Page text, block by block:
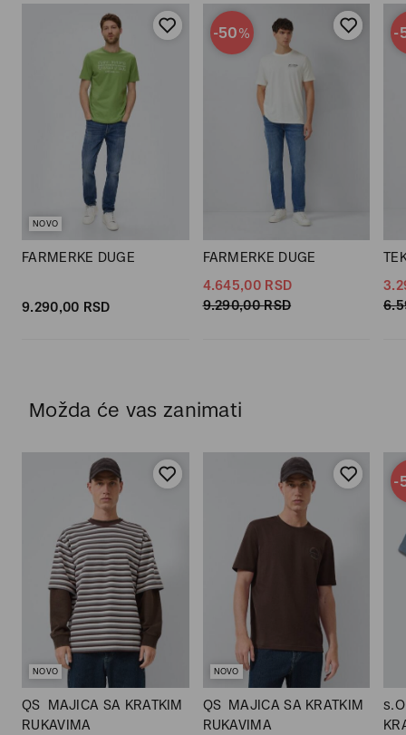
NOVO
FARMERKE DUGE
9.290,00 RSD
-50%
FARMERKE DUGE
4.645,00 RSD
9.290,00 RSD
-
Možda će vas zanimati
NOVO
QS MAJICA SA KRATKIM
RUKAVIMA
NOVO
QS MAJICA SA KRATKIM
RUKAVIMA
-